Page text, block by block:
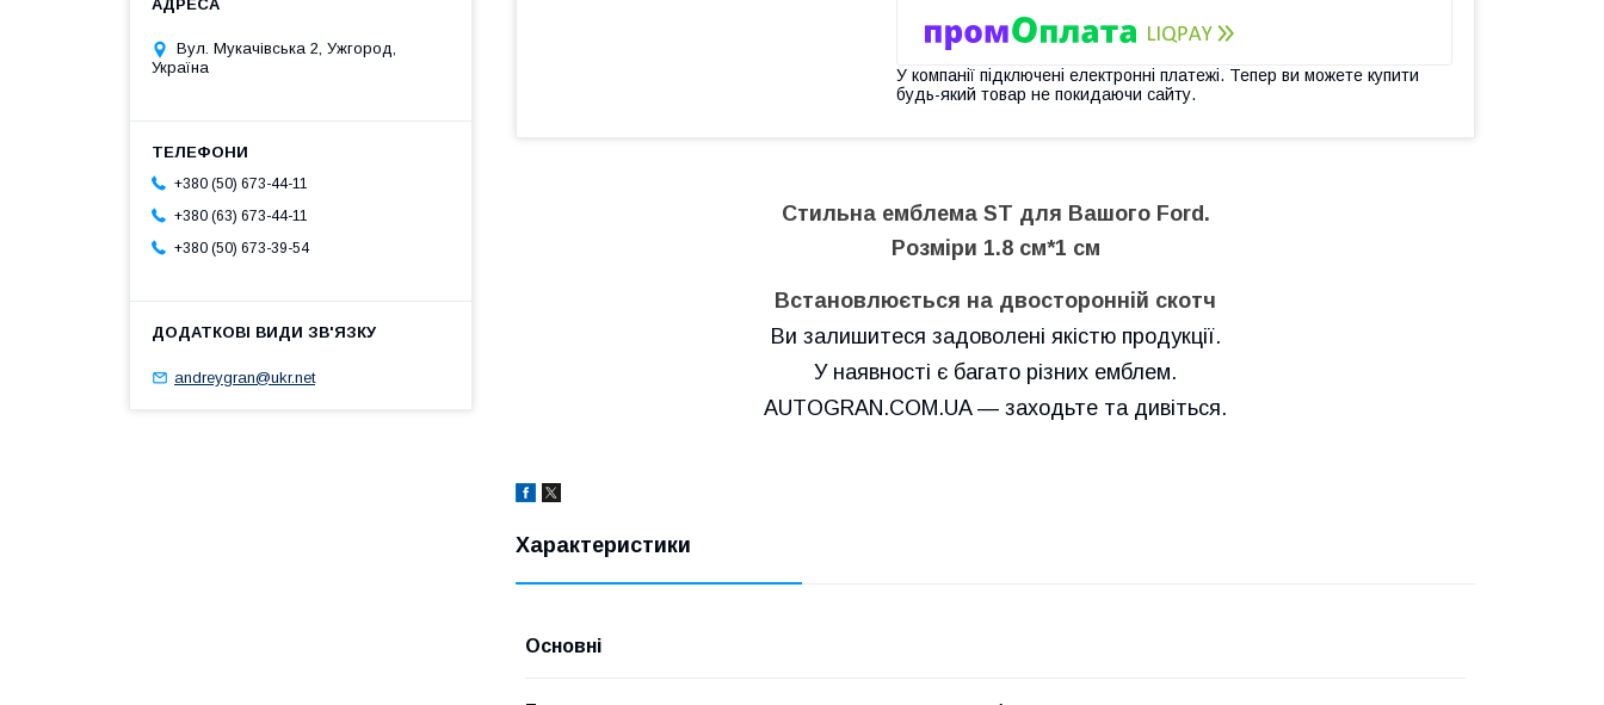
У компанії підключені електронні платежі. Тепер ви можете купити
будь-який товар не покидаючи сайту.
Стильна емблема ST для Вашого Ford.
Розміри 1.8 см*1 см
Встановлюється на двосторонній скотч
Ви залишитеся задоволені якістю продукції.
У наявності є багато різних емблем.
AUTOGRAN.COM.UA — заходьте та дивіться.
Характеристики
Основні
Вул. Мукачівська 2, Ужгород,
Україна
+380 (50) 673-44-11
+380 (63) 673-44-11
+380 (50) 673-39-54
andreygran@ukr.net